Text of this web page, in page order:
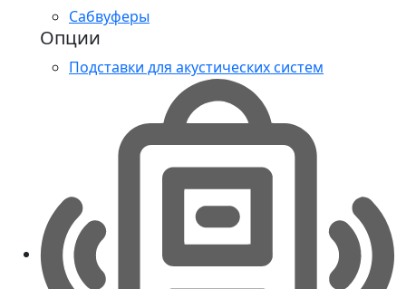
Сабвуферы
Опции
Подставки для акустических систем